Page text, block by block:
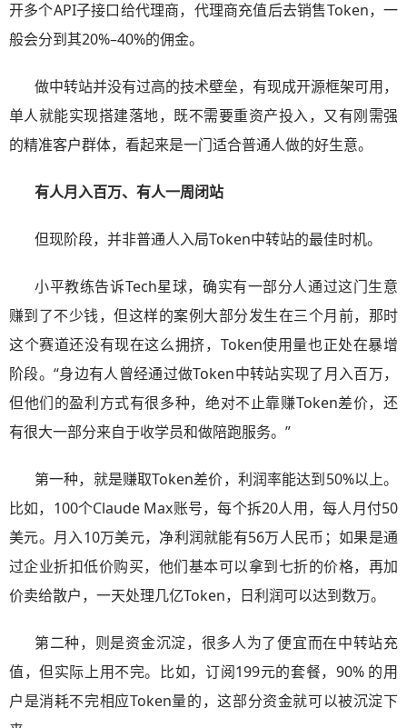
开多个API子接口给代理商，代理商充值后去销售Token，一
般会分到其20%–40%的佣金。
做中转站并没有过高的技术壁垒，有现成开源框架可用，
单人就能实现搭建落地，既不需要重资产投入，又有刚需强
的精准客户群体，看起来是一门适合普通人做的好生意。
有人月入百万、有人一周闭站
但现阶段，并非普通人入局Token中转站的最佳时机。
小平教练告诉Tech星球，确实有一部分人通过这门生意
赚到了不少钱，但这样的案例大部分发生在三个月前，那时
这个赛道还没有现在这么拥挤，Token使用量也正处在暴增
阶段。“身边有人曾经通过做Token中转站实现了月入百万，
但他们的盈利方式有很多种，绝对不止靠赚Token差价，还
有很大一部分来自于收学员和做陪跑服务。”
第一种，就是赚取Token差价，利润率能达到50%以上。
比如，100个Claude Max账号，每个拆20人用，每人月付50
美元。月入10万美元，净利润就能有56万人民币；如果是通
过企业折扣低价购买，他们基本可以拿到七折的价格，再加
价卖给散户，一天处理几亿Token，日利润可以达到数万。
第二种，则是资金沉淀，很多人为了便宜而在中转站充
值，但实际上用不完。比如，订阅199元的套餐，90% 的用
户是消耗不完相应Token量的，这部分资金就可以被沉淀下